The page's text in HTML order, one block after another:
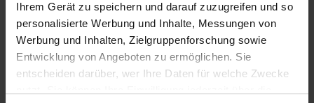
Ihrem Gerät zu speichern und darauf zuzugreifen und so
personalisierte Werbung und Inhalte, Messungen von
Werbung und Inhalten, Zielgruppenforschung sowie
Entwicklung von Angeboten zu ermöglichen. Sie
entscheiden darüber, wer Ihre Daten für welche Zwecke
Sonnengereiftes Obst